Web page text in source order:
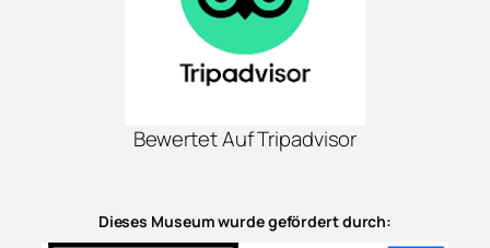
Bewertet Auf Tripadvisor
Dieses Museum wurde gefördert durch: